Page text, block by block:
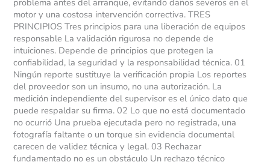
motor y una costosa intervención correctiva. TRES
PRINCIPIOS Tres principios para una liberación de equipos
responsable La validación rigurosa no depende de
intuiciones. Depende de principios que protegen la
confiabilidad, la seguridad y la responsabilidad técnica. 01
Ningún reporte sustituye la verificación propia Los reportes
del proveedor son un insumo, no una autorización. La
medición independiente del supervisor es el único dato que
puede respaldar su firma. 02 Lo que no está documentado
no ocurrió Una prueba ejecutada pero no registrada, una
fotografía faltante o un torque sin evidencia documental
carecen de validez técnica y legal. 03 Rechazar
fundamentado no es un obstáculo Un rechazo técnico